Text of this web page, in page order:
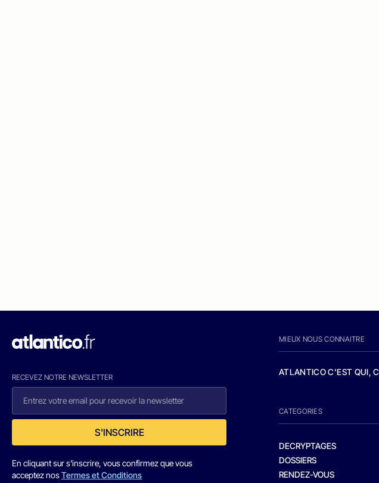
RECEVEZ NOTRE NEWSLETTER
S'INSCRIRE
En cliquant sur s'inscrire, vous confirmez que vous
acceptez nosTermes et Conditions
MIEUX NOUS CONNAITRE
ATLANTICO C'EST QUI,
CATEGORIES
DECRYPTAGES
DOSSIERS
RENDEZ-VOUS